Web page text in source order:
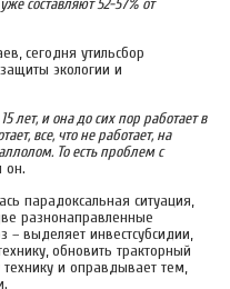
сегодня утильсбор
экологии и
лет, и она до сих пор работает в
все, что не работает, на
То есть проблем с
он.
парадоксальная ситуация,
разнонаправленные
выделяет инвестсубсидии,
обновить тракторный
и оправдывает тем,